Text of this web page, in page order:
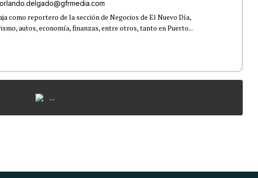
como reportero de la sección de Negocios de El Nuevo Día,
autos, economía, finanzas, entre otros, tanto en Puerto...
...